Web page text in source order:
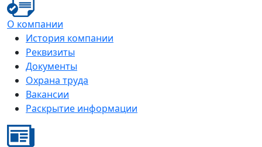
О компании
История компании
Реквизиты
Документы
Охрана труда
Вакансии
Раскрытие информации